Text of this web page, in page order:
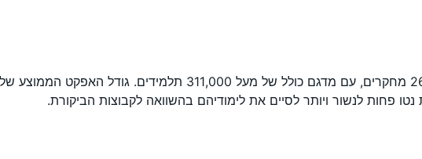
פחות לנשור ויותר לסיים את לימודיהם בהשוואה לקבוצות הביקורת.